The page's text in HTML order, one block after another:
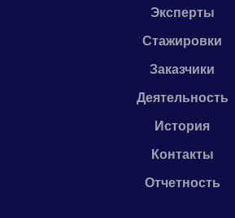
Эксперты
Стажировки
Заказчики
Деятельность
История
Контакты
Отчетность